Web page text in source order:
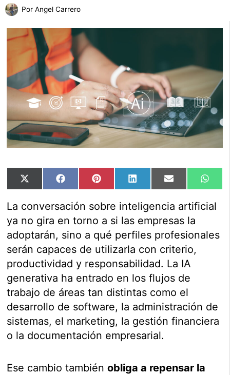
Por Angel Carrero
Compartir
en
X
(Twitter)
Compartir
en
FacebookCompartir
en
PinterestCompartir
en
LinkedInCompartir
en
Email
en
La conversación sobre inteligencia artificial
ya no gira en torno a si las empresas la
adoptarán, sino a qué perfiles profesionales
serán capaces de utilizarla con criterio,
productividad y responsabilidad. La IA
generativa ha entrado en los flujos de
trabajo de áreas tan distintas como el
desarrollo de software, la administración de
sistemas, el marketing, la gestión financiera
o la documentación empresarial.
Ese cambio tambiénobliga a repensar la